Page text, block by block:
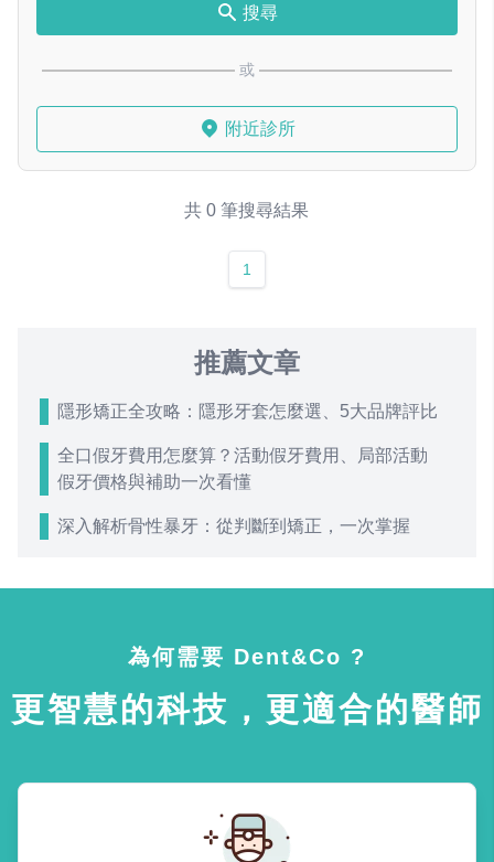
搜尋
或
附近診所
共 0 筆搜尋結果
1
推薦文章
隱形矯正全攻略：隱形牙套怎麼選、5大品牌評比
全口假牙費用怎麼算？活動假牙費用、局部活動
假牙價格與補助一次看懂
深入解析骨性暴牙：從判斷到矯正，一次掌握
為何需要 Dent&Co ?
更智慧的科技，更適合的醫師